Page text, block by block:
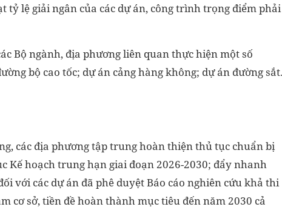
tỷ lệ giải ngân của các dự án, công trình trọng điểm phải
Bộ ngành, địa phương liên quan thực hiện một số
bộ cao tốc; dự án cảng hàng không; dự án đường sắt.
các địa phương tập trung hoàn thiện thủ tục chuẩn bị
Kế hoạch trung hạn giai đoạn 2026-2030; đẩy nhanh
với các dự án đã phê duyệt Báo cáo nghiên cứu khả thi
cơ sở, tiền đề hoàn thành mục tiêu đến năm 2030 cả